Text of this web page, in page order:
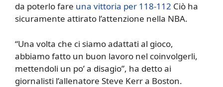
da poterlo fare una vittoria per 118-112 Ciò ha
sicuramente attirato l’attenzione nella NBA.
“Una volta che ci siamo adattati al gioco,
abbiamo fatto un buon lavoro nel coinvolgerli,
mettendoli un po’ a disagio”, ha detto ai
giornalisti l’allenatore Steve Kerr a Boston.